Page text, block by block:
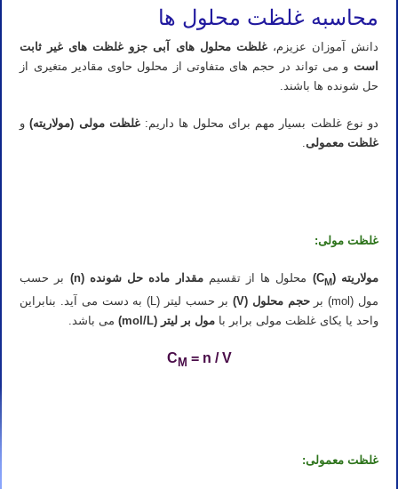
محاسبه غلظت محلول ها
دانش آموزان عزیزم،غلظت محلول های آبی جزو غلظت های غیر ثابت
است و می تواند در حجم های متفاوتی از محلول حاوی مقادیر متغیری از
حل شونده ها باشند.
دو نوع غلظت بسیار مهم برای محلول ها داریم:غلظت مولی (مولاریته)و
غلظت معمولی.
غلظت مولی:
مولاریته (CM
) محلول ها از تقسیممقدار ماده حل شونده (n)
بر حسب
مول (mol) بر
حجم محلول (V)
بر حسب لیتر (L) به دست می آید. بنابراین
واحد یا یکای غلظت مولی برابر بامول بر لیتر (mol/L) می باشد.
C M = n / V
غلظت معمولی: